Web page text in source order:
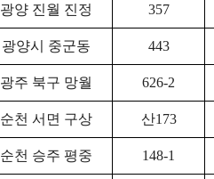
광양 진월 진정 357
광양시 중군동 443
광주 북구 망월 626-2
순천 서면 구상 산173
순천 승주 평중 148-1